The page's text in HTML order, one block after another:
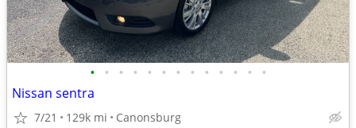
• • • • • • • • • • • • •
Nissan sentra
7/21 129k mi Canonsburg